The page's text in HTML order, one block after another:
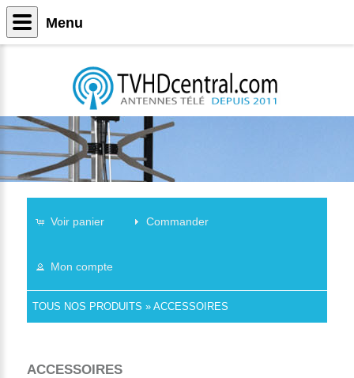
Voir panier Commander
Mon compte
TOUS NOS PRODUITS » ACCESSOIRES
ACCESSOIRES
Menu